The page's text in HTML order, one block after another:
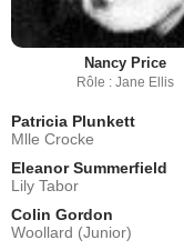
Nancy Price
Rôle : Jane Ellis
Patricia Plunkett
Mlle Crocke
Eleanor Summerfield
Lily Tabor
Colin Gordon
Woollard (Junior)